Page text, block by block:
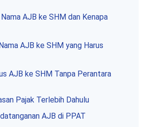
AJB ke SHM dan Kenapa
AJB ke SHM yang Harus
AJB ke SHM Tanpa Perantara
Pajak Terlebih Dahulu
AJB di PPAT